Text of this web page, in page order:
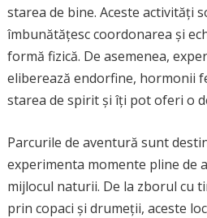
starea de bine. Aceste activități
îmbunătățesc coordonarea și
formă fizică. De asemenea,
eliberează endorfine, hormonii
starea de spirit și îți pot oferi o
Parcurile de aventură sunt
experimenta momente pline de
mijlocul naturii. De la zborul cu
prin copaci și drumeții, aceste